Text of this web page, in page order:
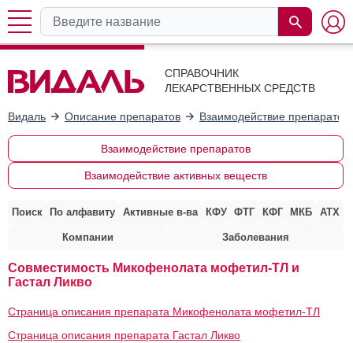
СПРАВОЧНИК
ЛЕКАРСТВЕННЫХ СРЕДСТВ
Видаль Описание препаратов Взаимодействие препаратов
Взаимодействие препаратов
Взаимодействие активных веществ
Поиск По алфавиту Активные в-ва КФУ ФТГ КФГ МКБ АТХ
Компании Заболевания
Совместимость Микофенолата мофетил-ТЛ и
Гастал Ликво
Страница описания препарата Микофенолата мофетил-ТЛ
Страница описания препарата Гастал Ликво